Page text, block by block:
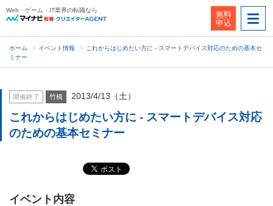
Web・ゲーム・IT業界の転職なら
無料
申込
ホーム イベント情報
これからはじめたい方に - スマートデバイス対応のための基本セ
ミナー
開催終了 竹橋 2013/4/13（土）
これからはじめたい方に - スマートデバイス対応
のための基本セミナー
イベント内容